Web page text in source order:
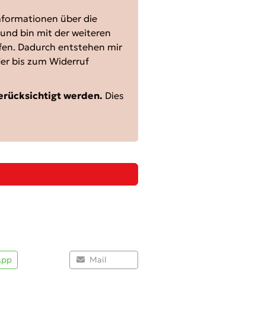
über die
bin mit der weiteren
Dadurch entstehen mir
bis zum Widerruf
werden. Dies
Mail